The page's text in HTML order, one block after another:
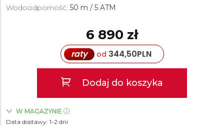
Wodoodporność: 50 m / 5 ATM
6 890 zł
raty od 344,50PLN
Dodaj do koszyka
W MAGAZYNIE
ZEGARKI.PL Sky Tower Wrocław
Data dostawy: 1-2 dni